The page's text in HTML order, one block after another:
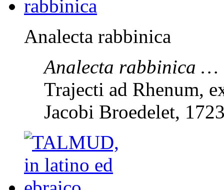
Analecta rabbinica
Analecta rabbinica
Trajecti ad Rhenum,
Jacobi Broedelet,